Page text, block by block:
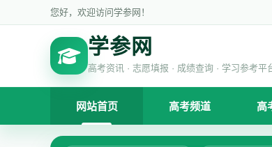
您好，欢迎访问学参网！
学参网
高考资讯 · 志愿填报 · 成绩查询 · 学习参考平
网站首页 高考频道 高